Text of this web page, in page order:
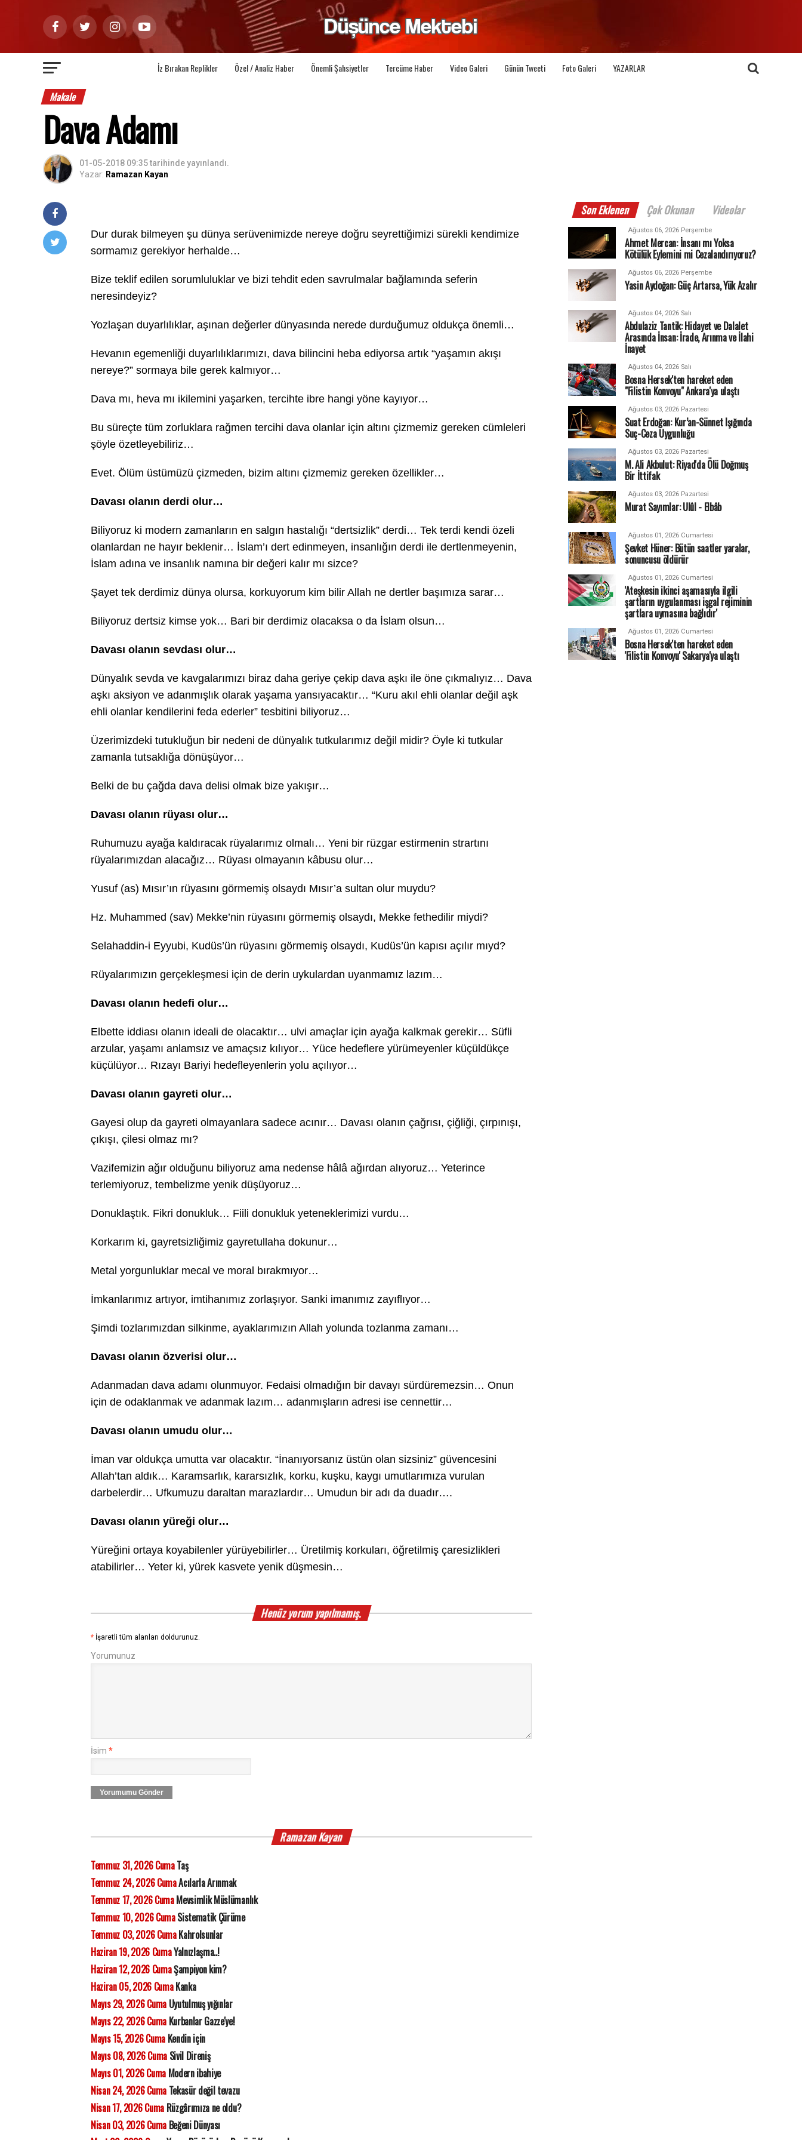
İz Bırakan Replikler Özel / Analiz Haber Önemli Şahsiyetler Tercüme Haber Video Galeri Günün Tweeti Foto Galeri YAZARLAR
Makale
Dava Adamı
01-05-2018 09:35tarihinde yayınlandı.
Yazar: Ramazan Kayan
Dur durak bilmeyen şu dünya serüvenimizde nereye doğru seyrettiğimizi sürekli kendimize
sormamız gerekiyor herhalde…
Bize teklif edilen sorumluluklar ve bizi tehdit eden savrulmalar bağlamında seferin
neresindeyiz?
Yozlaşan duyarlılıklar, aşınan değerler dünyasında nerede durduğumuz oldukça önemli…
Hevanın egemenliği duyarlılıklarımızı, dava bilincini heba ediyorsa artık “yaşamın akışı
nereye?” sormaya bile gerek kalmıyor…
Dava mı, heva mı ikilemini yaşarken, tercihte ibre hangi yöne kayıyor…
Bu süreçte tüm zorluklara rağmen tercihi dava olanlar için altını çizmemiz gereken cümleleri
şöyle özetleyebiliriz…
Evet. Ölüm üstümüzü çizmeden, bizim altını çizmemiz gereken özellikler…
Davası olanın derdi olur…
Biliyoruz ki modern zamanların en salgın hastalığı “dertsizlik” derdi… Tek terdi kendi özeli
olanlardan ne hayır beklenir… İslam’ı dert edinmeyen, insanlığın derdi ile dertlenmeyenin,
İslam adına ve insanlık namına bir değeri kalır mı sizce?
Şayet tek derdimiz dünya olursa, korkuyorum kim bilir Allah ne dertler başımıza sarar…
Biliyoruz dertsiz kimse yok… Bari bir derdimiz olacaksa o da İslam olsun…
Davası olanın sevdası olur…
Dünyalık sevda ve kavgalarımızı biraz daha geriye çekip dava aşkı ile öne çıkmalıyız… Dava
aşkı aksiyon ve adanmışlık olarak yaşama yansıyacaktır… “Kuru akıl ehli olanlar değil aşk
ehli olanlar kendilerini feda ederler” tesbitini biliyoruz…
Üzerimizdeki tutukluğun bir nedeni de dünyalık tutkularımız değil midir? Öyle ki tutkular
zamanla tutsaklığa dönüşüyor…
Belki de bu çağda dava delisi olmak bize yakışır…
Davası olanın rüyası olur…
Ruhumuzu ayağa kaldıracak rüyalarımız olmalı… Yeni bir rüzgar estirmenin strartını
rüyalarımızdan alacağız… Rüyası olmayanın kâbusu olur…
Yusuf (as) Mısır’ın rüyasını görmemiş olsaydı Mısır’a sultan olur muydu?
Hz. Muhammed (sav) Mekke’nin rüyasını görmemiş olsaydı, Mekke fethedilir miydi?
Selahaddin-i Eyyubi, Kudüs’ün rüyasını görmemiş olsaydı, Kudüs’ün kapısı açılır mıyd?
Rüyalarımızın gerçekleşmesi için de derin uykulardan uyanmamız lazım…
Davası olanın hedefi olur…
Elbette iddiası olanın ideali de olacaktır… ulvi amaçlar için ayağa kalkmak gerekir… Süfli
arzular, yaşamı anlamsız ve amaçsız kılıyor… Yüce hedeflere yürümeyenler küçüldükçe
küçülüyor… Rızayı Bariyi hedefleyenlerin yolu açılıyor…
Davası olanın gayreti olur…
Gayesi olup da gayreti olmayanlara sadece acınır… Davası olanın çağrısı, çiğliği, çırpınışı,
çıkışı, çilesi olmaz mı?
Vazifemizin ağır olduğunu biliyoruz ama nedense hâlâ ağırdan alıyoruz… Yeterince
terlemiyoruz, tembelizme yenik düşüyoruz…
Donuklaştık. Fikri donukluk… Fiili donukluk yeteneklerimizi vurdu…
Korkarım ki, gayretsizliğimiz gayretullaha dokunur…
Metal yorgunluklar mecal ve moral bırakmıyor…
İmkanlarımız artıyor, imtihanımız zorlaşıyor. Sanki imanımız zayıflıyor…
Şimdi tozlarımızdan silkinme, ayaklarımızın Allah yolunda tozlanma zamanı…
Davası olanın özverisi olur…
Adanmadan dava adamı olunmuyor. Fedaisi olmadığın bir davayı sürdüremezsin… Onun
için de odaklanmak ve adanmak lazım… adanmışların adresi ise cennettir…
Davası olanın umudu olur…
İman var oldukça umutta var olacaktır. “İnanıyorsanız üstün olan sizsiniz” güvencesini
Allah’tan aldık… Karamsarlık, kararsızlık, korku, kuşku, kaygı umutlarımıza vurulan
darbelerdir… Ufkumuzu daraltan marazlardır… Umudun bir adı da duadır….
Davası olanın yüreği olur…
Yüreğini ortaya koyabilenler yürüyebilirler… Üretilmiş korkuları, öğretilmiş çaresizlikleri
atabilirler… Yeter ki, yürek kasvete yenik düşmesin…
Henüz yorum yapılmamış.
* İşaretli tüm alanları doldurunuz.
Yorumunuz
İsim *
Yorumumu Gönder
Ramazan Kayan
Temmuz 31, 2026 CumaTaş
Temmuz 24, 2026 CumaAcılarla Arınmak
Temmuz 17, 2026 CumaMevsimlik Müslümanlık
Temmuz 10, 2026 CumaSistematik Çürüme
Temmuz 03, 2026 CumaKahrolsunlar
Haziran 19, 2026 CumaYalnızlaşma..!
Haziran 12, 2026 CumaŞampiyon kim?
Haziran 05, 2026 CumaKanka
Mayıs 29, 2026 CumaUyutulmuş yığınlar
Mayıs 22, 2026 CumaKurbanlar Gazze'ye!
Mayıs 15, 2026 CumaKendin için
Mayıs 08, 2026 CumaSivil Direniş
Mayıs 01, 2026 CumaModern ibahiye
Nisan 24, 2026 CumaTekasür değil tevazu
Nisan 17, 2026 CumaRüzgârımıza ne oldu?
Nisan 03, 2026 CumaBeğeni Dünyası
Son Eklenen Çok Okunan Videolar
Ağustos 06, 2026 Perşembe
Ahmet Mercan: İnsanı mı Yoksa
Kötülük Eylemini mi Cezalandırıyoruz?
Ağustos 06, 2026 Perşembe
Yasin Aydoğan: Güç Artarsa, Yük Azalır
Ağustos 04, 2026 Salı
Abdulaziz Tantik: Hidayet ve Dalalet
Arasında İnsan: İrade, Arınma ve İlahi
İnayet
Ağustos 04, 2026 Salı
Bosna Hersek'ten hareket eden
"Filistin Konvoyu" Ankara'ya ulaştı
Ağustos 03, 2026 Pazartesi
Suat Erdoğan: Kur’an-Sünnet Işığında
Suç-Ceza Uygunluğu
Ağustos 03, 2026 Pazartesi
M. Ali Akbulut: Riyad'da Ölü Doğmuş
Bir İttifak
Ağustos 03, 2026 Pazartesi
Murat Sayımlar: Ulûl - Elbâb
Ağustos 01, 2026 Cumartesi
Şevket Hüner: Bütün saatler yaralar,
sonuncusu öldürür
Ağustos 01, 2026 Cumartesi
'Ateşkesin ikinci aşamasıyla ilgili
şartların uygulanması işgal rejiminin
şartlara uymasına bağlıdır'
Ağustos 01, 2026 Cumartesi
Bosna Hersek'ten hareket eden
'Filistin Konvoyu' Sakarya'ya ulaştı